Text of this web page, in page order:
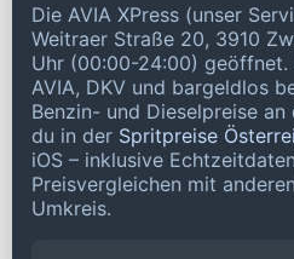
Die AVIA XPress (unser
Weitraer Straße 20, 3910
Uhr (00:00-24:00) geöffnet.
AVIA, DKV und bargeldlos
Benzin- und Dieselpreise
du in der Spritpreise
iOS – inklusive
Preisvergleichen mit
Umkreis.